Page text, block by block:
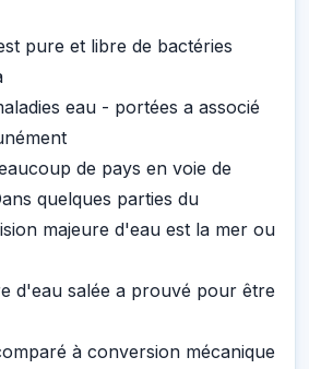
pure et libre de bactéries
eau - portées a associé
de pays en voie de
quelques parties du
majeure d'eau est la mer ou
d'eau salée a prouvé pour être
à conversion mécanique